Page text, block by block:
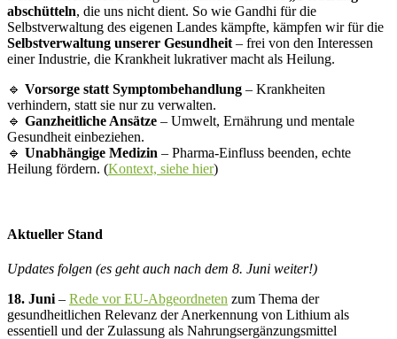
abschütteln, die uns nicht dient. So wie Gandhi für die
Selbstverwaltung des eigenen Landes kämpfte, kämpfen wir für die
Selbstverwaltung unserer Gesundheit– frei von den Interessen
einer Industrie, die Krankheit lukrativer macht als Heilung.
🔹 Vorsorge statt Symptombehandlung – Krankheiten
verhindern, statt sie nur zu verwalten.
🔹 Ganzheitliche Ansätze – Umwelt, Ernährung und mentale
Gesundheit einbeziehen.
🔹 Unabhängige Medizin – Pharma-Einfluss beenden, echte
Heilung fördern. (Kontext, siehe hier)
Aktueller Stand
Updates folgen (es geht auch nach dem 8. Juni weiter!)
18. Juni – Rede vor EU-Abgeordneten zum Thema der
gesundheitlichen Relevanz der Anerkennung von Lithium als
essentiell und der Zulassung als Nahrungsergänzungsmittel